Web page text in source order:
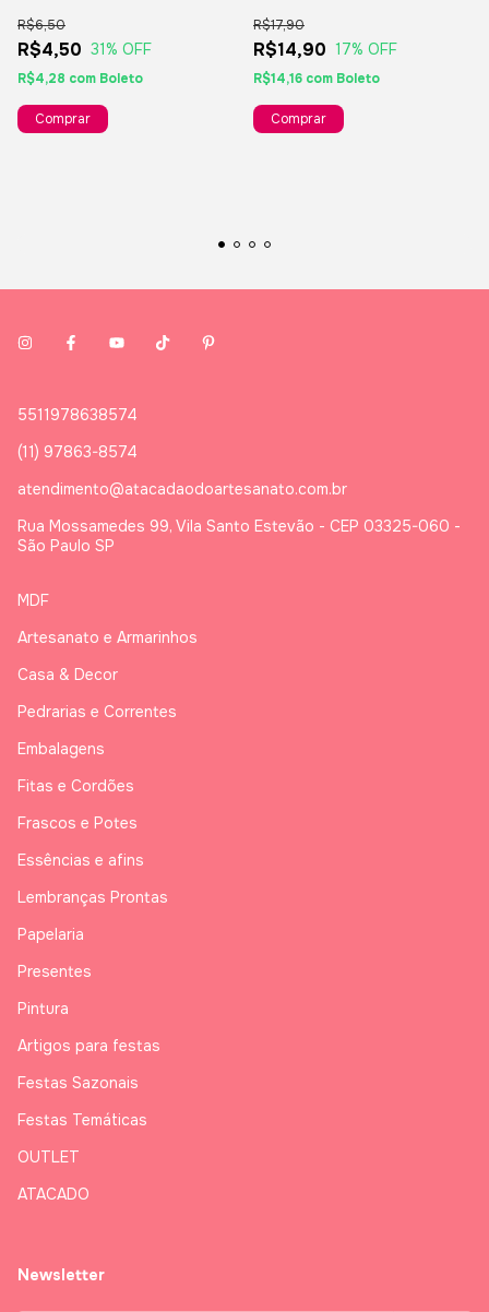
R$4,50
R$6,50
31% OFF
R$4,28 com Boleto
R$14,90
R$17,90
17% OFF
R$14,16 com Boleto
5511978638574
(11) 97863-8574
atendimento@atacadaodoartesanato.com.br
Rua Mossamedes 99, Vila Santo Estevão - CEP 03325-060 -
São Paulo SP
MDF
Artesanato e Armarinhos
Casa & Decor
Pedrarias e Correntes
Embalagens
Fitas e Cordões
Frascos e Potes
Essências e afins
Lembranças Prontas
Papelaria
Presentes
Pintura
Artigos para festas
Festas Sazonais
Festas Temáticas
OUTLET
ATACADO
Newsletter